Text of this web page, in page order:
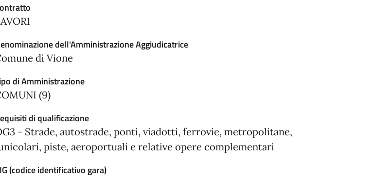
dell'Amministrazione Aggiudicatrice
di Vione
di Amministrazione
(9)
di qualificazione
- Strade, autostrade, ponti, viadotti, ferrovie, metropolitane,
piste, aeroportuali e relative opere complementari
(codice identificativo gara)